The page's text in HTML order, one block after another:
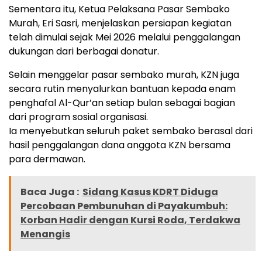
Sementara itu, Ketua Pelaksana Pasar Sembako
Murah, Eri Sasri, menjelaskan persiapan kegiatan
telah dimulai sejak Mei 2026 melalui penggalangan
dukungan dari berbagai donatur.
Selain menggelar pasar sembako murah, KZN juga
secara rutin menyalurkan bantuan kepada enam
penghafal Al-Qur’an setiap bulan sebagai bagian
dari program sosial organisasi.
Ia menyebutkan seluruh paket sembako berasal dari
hasil penggalangan dana anggota KZN bersama
para dermawan.
Baca Juga : Sidang Kasus KDRT Diduga
Percobaan Pembunuhan di Payakumbuh:
Korban Hadir dengan Kursi Roda, Terdakwa
Menangis